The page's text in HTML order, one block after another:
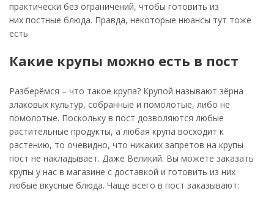
практически без ограничений, чтобы готовить из
них постные блюда. Правда, некоторые нюансы тут тоже
есть
Какие крупы можно есть в пост
Разберёмся – что такое крупа? Крупой называют зёрна
злаковых культур, собранные и помолотые, либо не
помолотые. Поскольку в пост дозволяются любые
растительные продукты, а любая крупа восходит к
растению, то очевидно, что никаких запретов на крупы
пост не накладывает. Даже Великий. Вы можете заказать
крупы у нас в магазине с доставкой и готовить из них
любые вкусные блюда. Чаще всего в пост заказывают: